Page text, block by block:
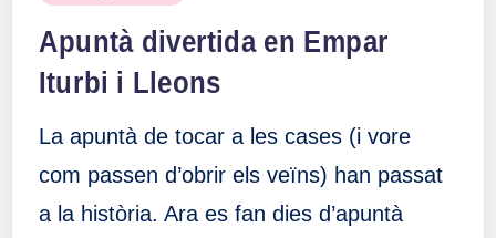
Apuntà divertida en Empar
Iturbi i Lleons
La apuntà de tocar a les cases (i vore
com passen d’obrir els veïns) han passat
a la història. Ara es fan dies d’apuntà